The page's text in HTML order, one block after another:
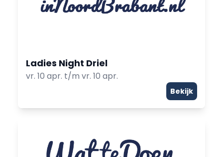
Ladies Night Driel
vr. 10 apr. t/m vr. 10 apr.
Bekijk